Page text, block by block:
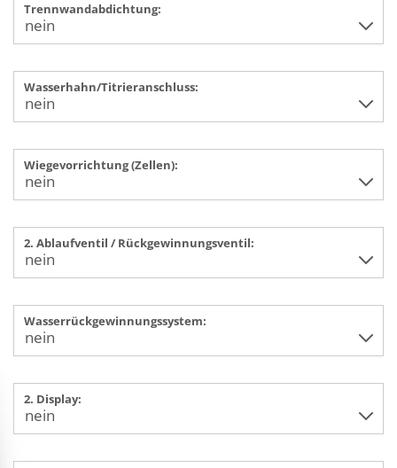
Trennwandabdichtung:
Wasserhahn/Titrieranschluss:
Wiegevorrichtung (Zellen):
2. Ablaufventil / Rückgewinnungsventil:
Wasserrückgewinnungssystem:
2. Display: